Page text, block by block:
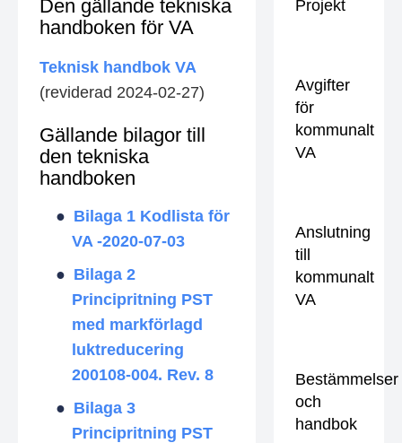
Den gällande tekniska
handboken för VA
Teknisk handbok VA
(reviderad 2024-02-27)
Gällande bilagor till
den tekniska
handboken
Bilaga 1 Kodlista för
VA -2020-07-03
Bilaga 2
Principritning PST
med markförlagd
luktreducering
200108-004. Rev. 8
Bilaga 3
Principritning PST
Projekt
Avgifter
för
kommunalt
VA
Anslutning
till
kommunalt
VA
Bestämmelser
och
handbok